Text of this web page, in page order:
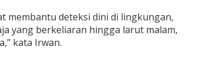
membantu deteksi dini di lingkungan,
yang berkeliaran hingga larut malam,
kata Irwan.